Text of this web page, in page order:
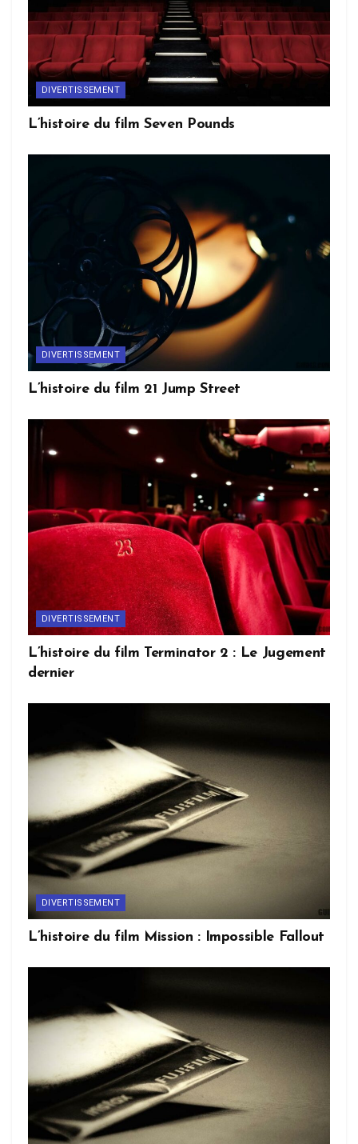
DIVERTISSEMENT
L’histoire du film Seven Pounds
DIVERTISSEMENT
L’histoire du film 21 Jump Street
DIVERTISSEMENT
L’histoire du film Terminator 2 : Le Jugement
dernier
DIVERTISSEMENT
L’histoire du film Mission : Impossible Fallout